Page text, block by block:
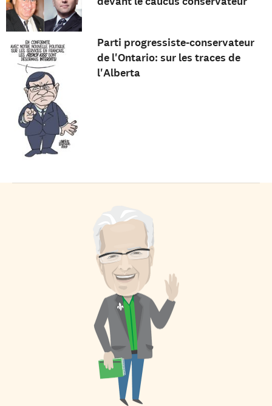
Parti progressiste-conservateur
de l'Ontario: sur les traces de
l'Alberta